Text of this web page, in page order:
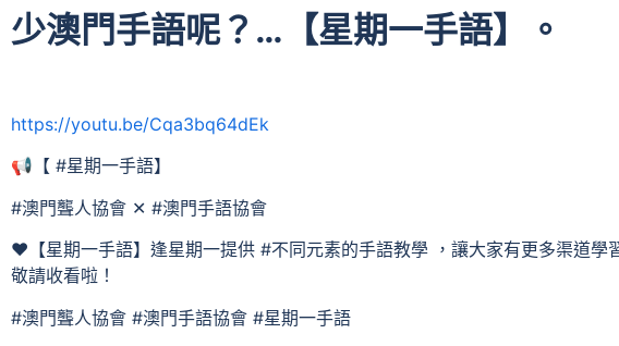
少澳門手語呢？…【星期一手語】。
https://youtu.be/Cqa3bq64dEk
📢【 #星期一手語】
#澳門聾人協會 ✕ #澳門手語協會
❤【星期一手語】逢星期一提供 #不同元素的手語教學 ，讓大家有更多渠道學
敬請收看啦！
#澳門聾人協會 #澳門手語協會 #星期一手語